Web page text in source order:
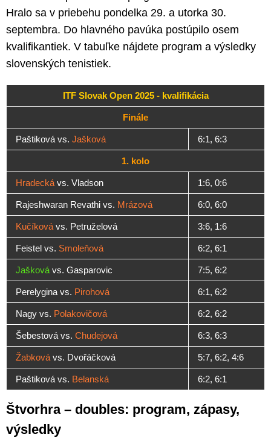
Hralo sa v priebehu pondelka 29. a utorka 30.
septembra. Do hlavného pavúka postúpilo osem
kvalifikantiek. V tabuľke nájdete program a výsledky
slovenských tenistiek.
ITF Slovak Open 2025 - kvalifikácia
Finále
Paštiková vs. Jašková 6:1, 6:3
1. kolo
Hradecká vs. Vladson 1:6, 0:6
Rajeshwaran Revathi vs. Mrázová 6:0, 6:0
Kučíková vs. Petruželová 3:6, 1:6
Feistel vs. Smoleňová 6:2, 6:1
Jašková vs. Gasparovic 7:5, 6:2
Perelygina vs. Pirohová 6:1, 6:2
Nagy vs. Polakovičová 6:2, 6:2
Šebestová vs. Chudejová 6:3, 6:3
Žabková vs. Dvořáčková 5:7, 6:2, 4:6
Paštiková vs. Belanská 6:2, 6:1
Štvorhra – doubles: program, zápasy,
výsledky